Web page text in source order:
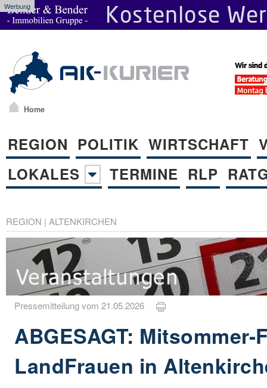
Werbung
Home
REGION POLITIK WIRTSCHAFT
LOKALES
TERMINE RLP
REGION | ALTENKIRCHEN
Pressemitteilung vom 21.05.2026
ABGESAGT:
LandFrauen in